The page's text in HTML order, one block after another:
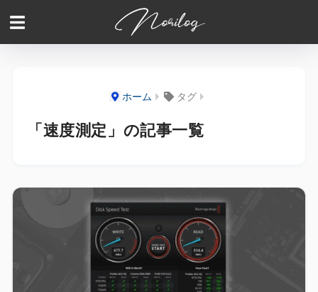
ホーム タグ
「速度測定」の記事一覧